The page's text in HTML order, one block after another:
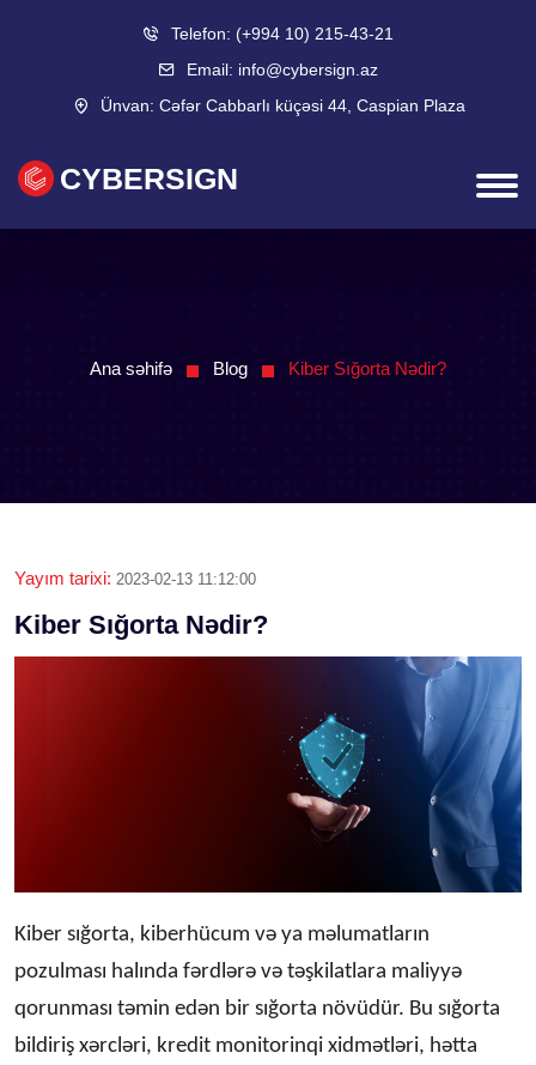
Telefon: (+994 10) 215-43-21
Email: info@cybersign.az
Ünvan: Cəfər Cabbarlı küçəsi 44, Caspian Plaza
CYBERSIGN
Ana səhifə Blog Kiber Sığorta Nədir?
Yayım tarixi: 2023-02-13 11:12:00
Kiber Sığorta Nədir?
Kiber sığorta, kiberhücum və ya məlumatların
pozulması halında fərdlərə və təşkilatlara maliyyə
qorunması təmin edən bir sığorta növüdür. Bu sığorta
bildiriş xərcləri, kredit monitorinqi xidmətləri, hətta